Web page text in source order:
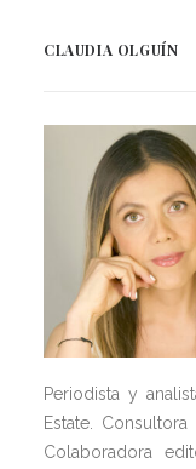
CLAUDIA OLGUÍN
Periodista y
Estate.
Colaboradora